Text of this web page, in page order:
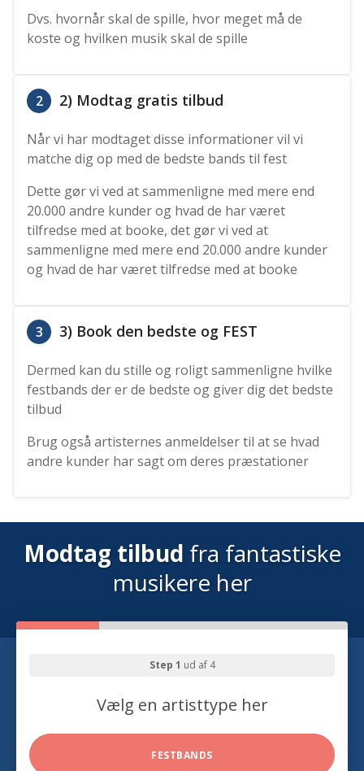
Dvs. hvornår skal de spille, hvor meget må de
koste og hvilken musik skal de spille
2 2) Modtag gratis tilbud
Når vi har modtaget disse informationer vil vi
matche dig op med de bedste bands til fest
Dette gør vi ved at sammenligne med mere end
20.000 andre kunder og hvad de har været
tilfredse med at booke, det gør vi ved at
sammenligne med mere end 20.000 andre kunder
og hvad de har været tilfredse med at booke
3 3) Book den bedste og FEST
Dermed kan du stille og roligt sammenligne hvilke
festbands der er de bedste og giver dig det bedste
tilbud
Brug også artisternes anmeldelser til at se hvad
andre kunder har sagt om deres præstationer
Modtag tilbud fra fantastiske
musikere her
Step 1 ud af 4
Vælg en artisttype her
FESTBANDS